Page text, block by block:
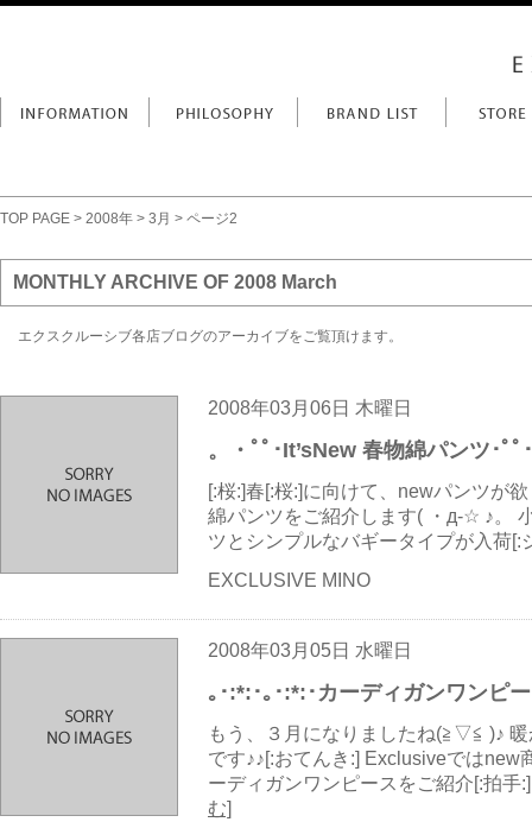
TOP PAGE > 2008年 > 3月 > ページ2
MONTHLY ARCHIVE OF 2008 March
エクスクルーシブ各店ブログのアーカイブをご覧頂けます。
2008年03月06日 木曜日
。・ﾟﾟ･It’sNew 春物綿パンツ･ﾟﾟ
[:桜:]春[:桜:]に向けて、newパンツが
綿パンツをご紹介します( ・д-☆ ♪。
ツとシンプルなバギータイプが入荷
EXCLUSIVE MINO
2008年03月05日 水曜日
｡･:*:･｡･:*:･カーディガンワンピ
もう、３月になりましたね(≧▽≦ )♪
です♪♪[:おてんき:] Exclusiveでは
ーディガンワンピースをご紹介[:拍
む]